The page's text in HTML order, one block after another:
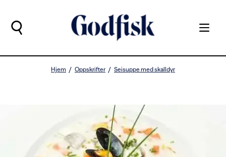
Hjem Oppskrifter Seisuppe med skalldyr